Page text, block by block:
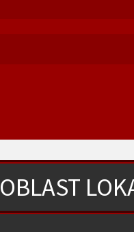
OBLAST